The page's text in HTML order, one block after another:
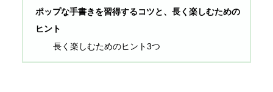
ポップな手書きを習得するコツと、長く楽しむための
ヒント
長く楽しむためのヒント3つ